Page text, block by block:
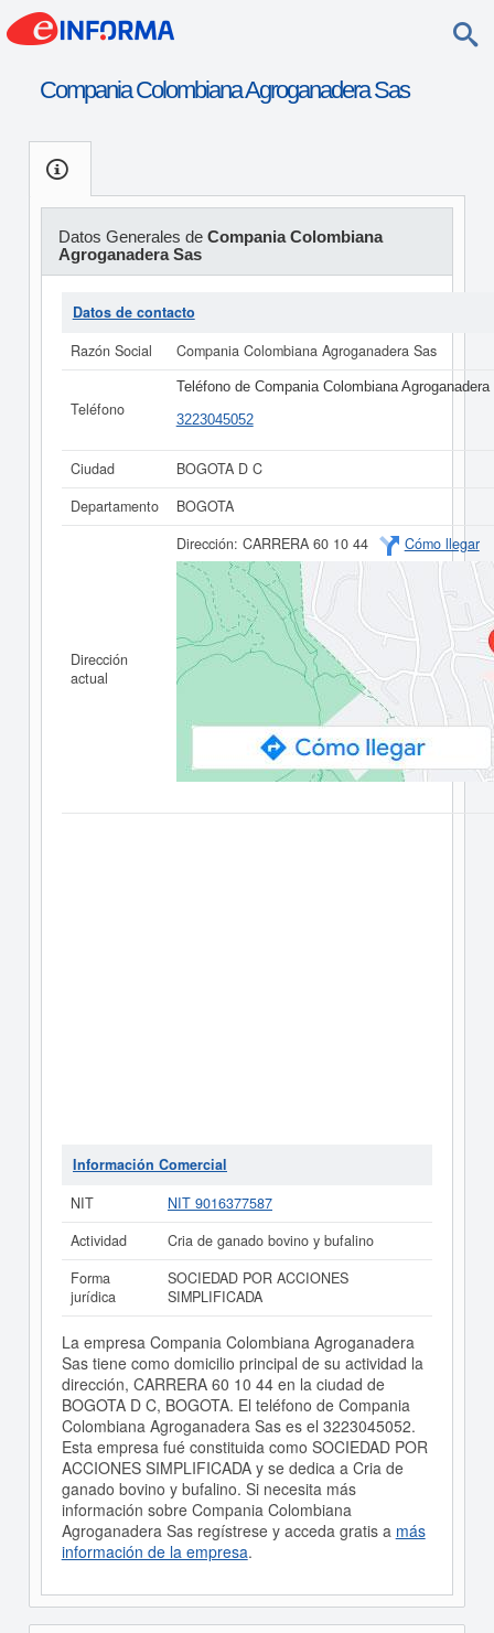
Compania Colombiana Agroganadera Sas
Datos Generales de Compania Colombiana
Agroganadera Sas
Datos de contacto
Razón Social
Compania Colombiana Agroganadera Sas
Teléfono
Teléfono de Compania Colombiana Agroganadera
3223045052
Ciudad
BOGOTA D C
Departamento
BOGOTA
Dirección
actual
Dirección: CARRERA 60 10 44 Cómo llegar
Información Comercial
NIT
NIT 9016377587
Actividad
Cria de ganado bovino y bufalino
Forma
jurídica
SOCIEDAD POR ACCIONES
SIMPLIFICADA
La empresa Compania Colombiana Agroganadera
Sas tiene como domicilio principal de su actividad la
dirección, CARRERA 60 10 44 en la ciudad de
BOGOTA D C, BOGOTA. El teléfono de Compania
Colombiana Agroganadera Sas es el 3223045052.
Esta empresa fué constituida como SOCIEDAD POR
ACCIONES SIMPLIFICADA y se dedica a Cria de
ganado bovino y bufalino. Si necesita más
información sobre Compania Colombiana
Agroganadera Sas regístrese y acceda gratis a más
información de la empresa.